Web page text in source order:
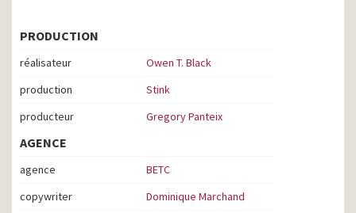
PRODUCTION
réalisateur
Owen T. Black
production
Stink
producteur
Gregory Panteix
AGENCE
agence
BETC
copywriter
Dominique Marchand